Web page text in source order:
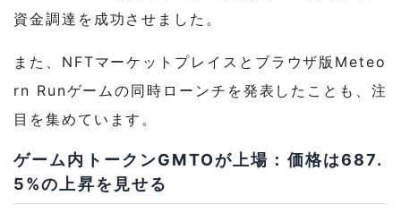
2-6-2 GMTOのユーティリティ
2-7-1 エコシステム内における必須通貨
2-7-2 GTMOのバーン：最大で総供給量の50%
2-7-3 GMTO取得方法の制限
2-7-4 権利確定（Vesting）スケジュールの調整
資金調達を成功させました。
また、NFTマーケットプレイスとブラウザ版Meteo
rn Runゲームの同時ローンチを発表したことも、注
目を集めています。
ゲーム内トークンGMTOが上場：価格は687.
5%の上昇を見せる